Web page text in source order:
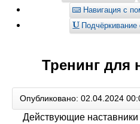
Навигация с
Подчёркивание
Тренинг для
Опубликовано: 02.04.2024
Действующие